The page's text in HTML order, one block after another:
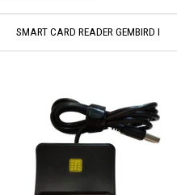
SMART CARD READER GEMBIRD I